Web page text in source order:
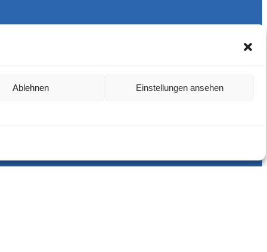
Ablehnen Einstellungen ansehen
Unser Fußball